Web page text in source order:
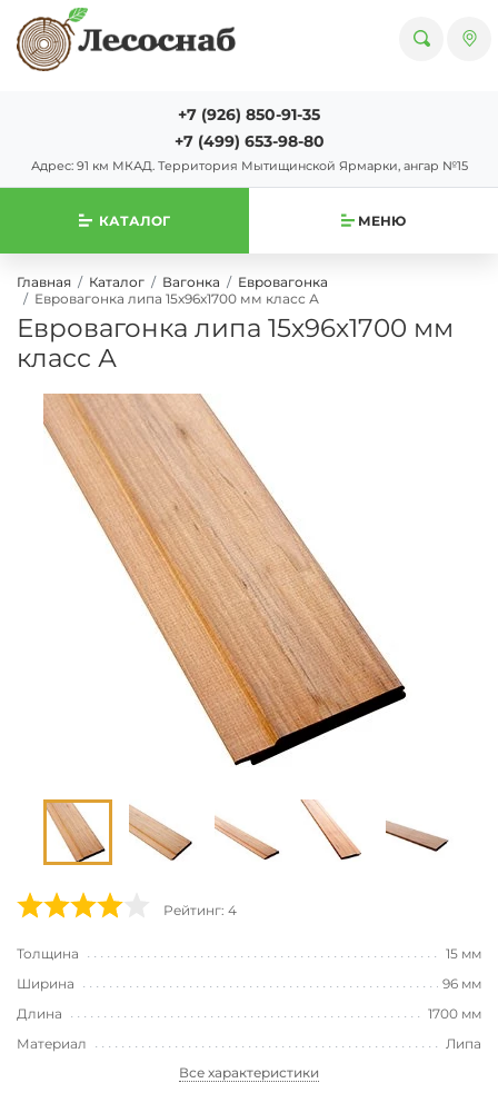
+7 (926) 850-91-35
+7 (499) 653-98-80
Адрес: 91 км МКАД. Территория Мытищинской Ярмарки, ангар №15
КАТАЛОГ МЕНЮ
Главная Каталог Вагонка
Евровагонка
Евровагонка липа 15х96х1700 мм класс А
Евровагонка липа 15х96х1700 мм
класс А
Рейтинг: 4
Толщина
15 мм
Ширина
96 мм
Длина
1700 мм
Материал
Липа
Все характеристики